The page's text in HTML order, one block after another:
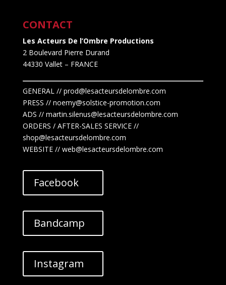
CONTACT
Les Acteurs De l’Ombre Productions
2 Boulevard Pierre Durand
44330 Vallet– FRANCE
GENERAL // prod@lesacteursdelombre.com
PRESS // noemy@solstice-promotion.com
ADS // martin.silenus@lesacteursdelombre.com
ORDERS / AFTER-SALES SERVICE //
shop@lesacteursdelombre.com
WEBSITE // web@lesacteursdelombre.com
Facebook
Bandcamp
Instagram